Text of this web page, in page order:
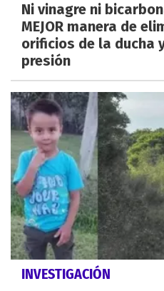
Ni vinagre ni
MEJOR manera de
orificios de la ducha y
presión
INVESTIGACIÓN